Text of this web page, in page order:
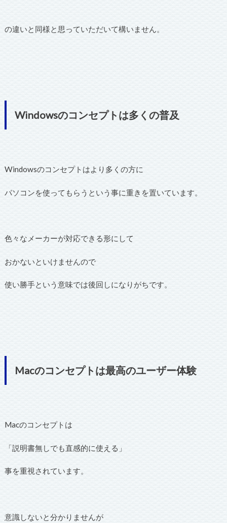
の違いと同様と思っていただいて構いません。
Windowsのコンセプトは多くの普及
Windowsのコンセプトはより多くの方に
パソコンを使ってもらうという事に重きを置いています。
色々なメーカーが対応できる形にして
おかないといけませんので
使い勝手という意味では後回しになりがちです。
Macのコンセプトは最高のユーザー体験
Macのコンセプトは
「説明書無しでも直感的に使える」
事を重視されています。
意識しないと分かりませんが